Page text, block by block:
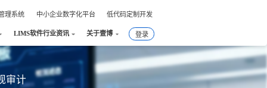
理系统 中小企业数字化平台 低代码定制开发
LIMS软件行业资讯 关于壹博 登录
审计